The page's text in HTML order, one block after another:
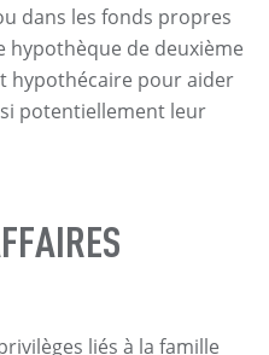
dans les fonds propres
hypothèque de deuxième
hypothécaire pour aider
potentiellement leur
liés à la famille